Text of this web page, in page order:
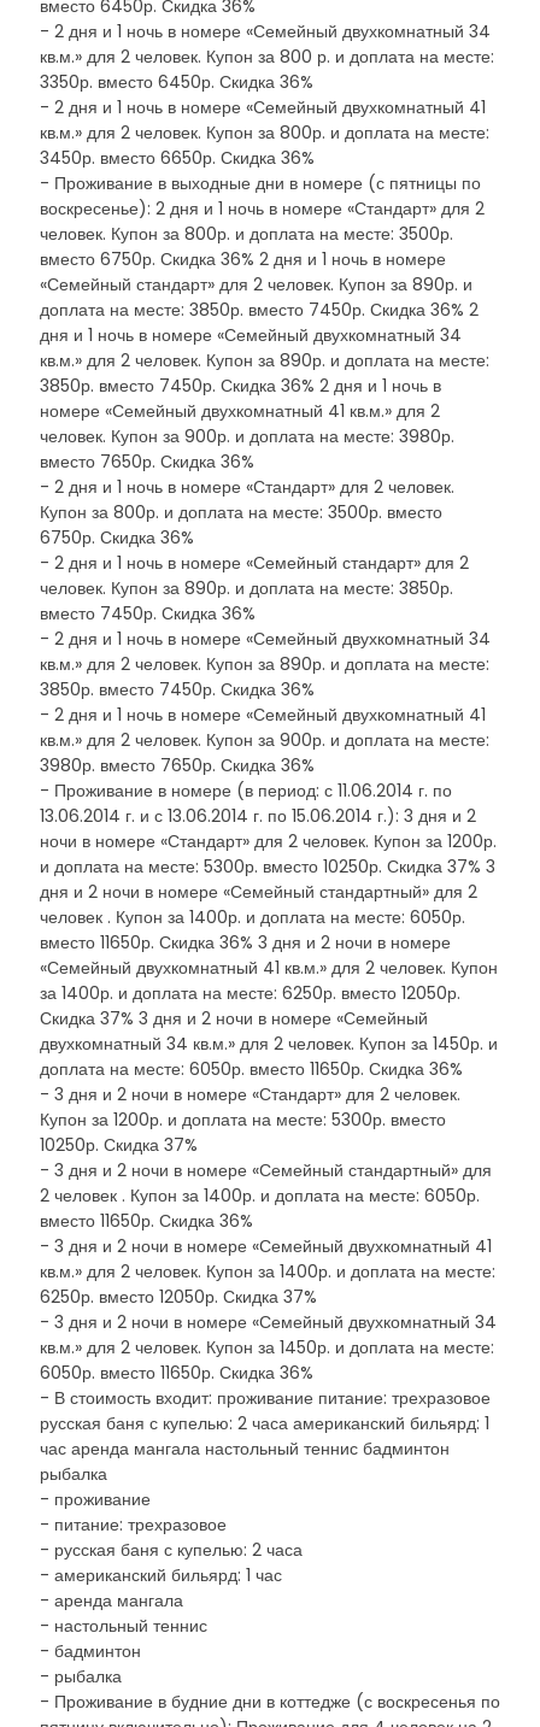
вместо 6450р. Скидка 36%
- 2 дня и 1 ночь в номере «Семейный двухкомнатный 34
кв.м.» для 2 человек. Купон за 800 р. и доплата на месте:
3350р. вместо 6450р. Скидка 36%
- 2 дня и 1 ночь в номере «Семейный двухкомнатный 41
кв.м.» для 2 человек. Купон за 800р. и доплата на месте:
3450р. вместо 6650р. Скидка 36%
- Проживание в выходные дни в номере (с пятницы по
воскресенье): 2 дня и 1 ночь в номере «Стандарт» для 2
человек. Купон за 800р. и доплата на месте: 3500р.
вместо 6750р. Скидка 36% 2 дня и 1 ночь в номере
«Семейный стандарт» для 2 человек. Купон за 890р. и
доплата на месте: 3850р. вместо 7450р. Скидка 36% 2
дня и 1 ночь в номере «Семейный двухкомнатный 34
кв.м.» для 2 человек. Купон за 890р. и доплата на месте:
3850р. вместо 7450р. Скидка 36% 2 дня и 1 ночь в
номере «Семейный двухкомнатный 41 кв.м.» для 2
человек. Купон за 900р. и доплата на месте: 3980р.
вместо 7650р. Скидка 36%
- 2 дня и 1 ночь в номере «Стандарт» для 2 человек.
Купон за 800р. и доплата на месте: 3500р. вместо
6750р. Скидка 36%
- 2 дня и 1 ночь в номере «Семейный стандарт» для 2
человек. Купон за 890р. и доплата на месте: 3850р.
вместо 7450р. Скидка 36%
- 2 дня и 1 ночь в номере «Семейный двухкомнатный 34
кв.м.» для 2 человек. Купон за 890р. и доплата на месте:
3850р. вместо 7450р. Скидка 36%
- 2 дня и 1 ночь в номере «Семейный двухкомнатный 41
кв.м.» для 2 человек. Купон за 900р. и доплата на месте:
3980р. вместо 7650р. Скидка 36%
- Проживание в номере (в период: с 11.06.2014 г. по
13.06.2014 г. и с 13.06.2014 г. по 15.06.2014 г.): 3 дня и 2
ночи в номере «Стандарт» для 2 человек. Купон за 1200р.
и доплата на месте: 5300р. вместо 10250р. Скидка 37% 3
дня и 2 ночи в номере «Семейный стандартный» для 2
человек . Купон за 1400р. и доплата на месте: 6050р.
вместо 11650р. Скидка 36% 3 дня и 2 ночи в номере
«Семейный двухкомнатный 41 кв.м.» для 2 человек. Купон
за 1400р. и доплата на месте: 6250р. вместо 12050р.
Скидка 37% 3 дня и 2 ночи в номере «Семейный
двухкомнатный 34 кв.м.» для 2 человек. Купон за 1450р. и
доплата на месте: 6050р. вместо 11650р. Скидка 36%
- 3 дня и 2 ночи в номере «Стандарт» для 2 человек.
Купон за 1200р. и доплата на месте: 5300р. вместо
10250р. Скидка 37%
- 3 дня и 2 ночи в номере «Семейный стандартный» для
2 человек . Купон за 1400р. и доплата на месте: 6050р.
вместо 11650р. Скидка 36%
- 3 дня и 2 ночи в номере «Семейный двухкомнатный 41
кв.м.» для 2 человек. Купон за 1400р. и доплата на месте:
6250р. вместо 12050р. Скидка 37%
- 3 дня и 2 ночи в номере «Семейный двухкомнатный 34
кв.м.» для 2 человек. Купон за 1450р. и доплата на месте:
6050р. вместо 11650р. Скидка 36%
- В стоимость входит: проживание питание: трехразовое
русская баня с купелью: 2 часа американский бильярд: 1
час аренда мангала настольный теннис бадминтон
рыбалка
- проживание
- питание: трехразовое
- русская баня с купелью: 2 часа
- американский бильярд: 1 час
- аренда мангала
- настольный теннис
- бадминтон
- рыбалка
- Проживание в будние дни в коттедже (с воскресенья по